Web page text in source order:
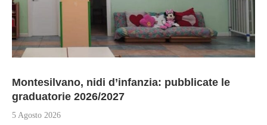
Montesilvano, nidi d’infanzia: pubblicate le
graduatorie 2026/2027
5 Agosto 2026